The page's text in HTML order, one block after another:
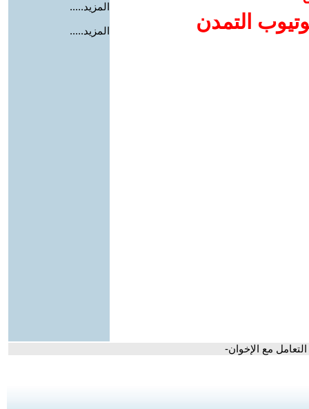
التمدن
المزيد.....
المزيد.....
مع الإخوان-